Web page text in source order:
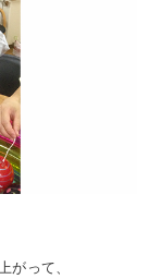
がって、